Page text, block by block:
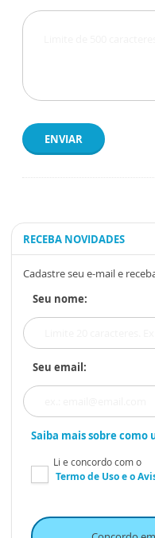
ENVIAR
RECEBA NOVIDADES
Cadastre seu e-mail e
Seu nome:
Seu email:
Saiba mais sobre como
Li e concordo com o
Termo de Usoe o